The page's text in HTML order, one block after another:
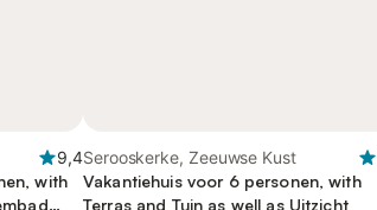
9,4
with
Serooskerke, Zeeuwse Kust
Vakantiehuis voor 6 personen, with
Terras and Tuin as well as Uitzicht